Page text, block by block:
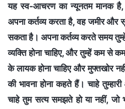
यह स्व-आचरण का न्यूनतम मानक
अपना कर्तव्य करता है, वह जमीर और
सकता है। अपना कर्तव्य करते समय
व्यक्ति होना चाहिए, और तुम्हें कम से
के लायक होना चाहिए और मुफ्तखोर नहीं
की भावना होना कहते हैं। चाहे
चाहे तुम सत्य समझते हो या नहीं, जो